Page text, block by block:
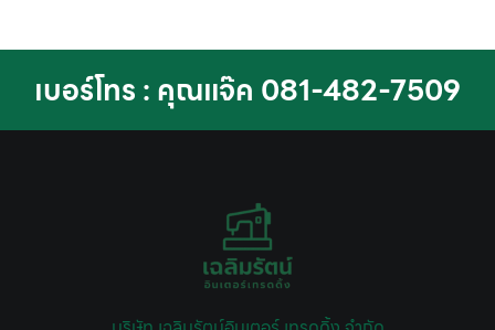
เบอร์โทร : คุณแจ๊ค 081-482-7509